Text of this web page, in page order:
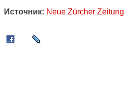
Источник: Neue Zürcher Zeitung